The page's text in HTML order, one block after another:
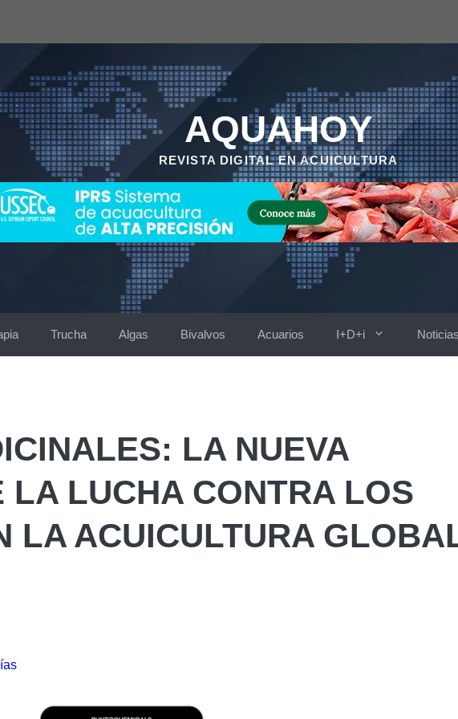
AQUAHOY
REVISTA DIGITAL EN ACUICULTURA
Trucha Algas Bivalvos Acuarios I+D+i
LA NUEVA
LA LUCHA CONTRA LOS
LA ACUICULTURA